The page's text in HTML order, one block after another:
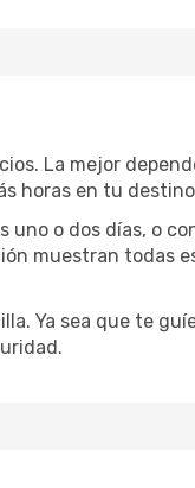
La mejor
horas en tu
o dos días, o
muestran todas
Ya sea que te